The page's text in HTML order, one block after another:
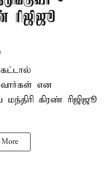
ரிஜிஜூ
என
கிரண் ரிஜிஜூ